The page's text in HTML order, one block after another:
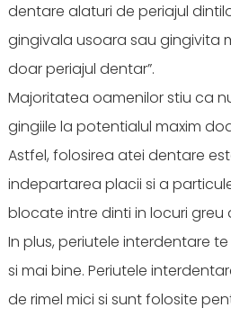
dentare alaturi de periajul
gingivala usoara sau gingivita
doar periajul dentar”.
Majoritatea oamenilor stiu ca
gingiile la potentialul maxim
Astfel, folosirea atei dentare
indepartarea placii si a
blocate intre dinti in locuri greu
In plus, periutele interdentare
si mai bine. Periutele
de rimel mici si sunt folosite